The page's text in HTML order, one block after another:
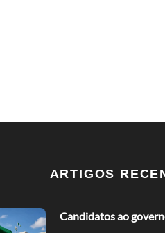
ARTIGOS
Candidatos ao